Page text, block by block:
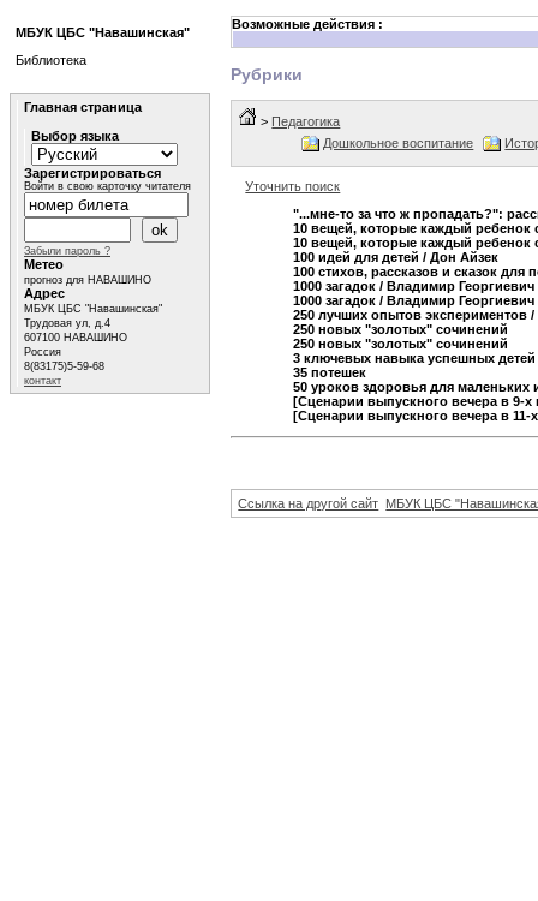
Возможные действия :
Рубрики
> Педагогика
Дошкольное воспитание
Уточнить поиск
"...мне-то за что ж пропадать?":
10 вещей, которые каждый ребенок
10 вещей, которые каждый ребенок
100 идей для детей / Дон Айзек
100 стихов, рассказов и сказок для
1000 загадок / Владимир
1000 загадок / Владимир
250 лучших опытов экспериментов /
250 новых "золотых" сочинений
250 новых "золотых" сочинений
3 ключевых навыка успешных детей
35 потешек
50 уроков здоровья для маленьких
[Cценарии выпускного вечера в 9-х
[Сценарии выпускного вечера в 11-
Ссылка на другой сайт МБУК ЦБС
МБУК ЦБС "Навашинская"
Библиотека
Главная страница
Выбор языка
Зарегистрироваться
Войти в свою карточку читателя
Забыли пароль ?
Метео
прогноз для НАВАШИНО
Адрес
МБУК ЦБС "Навашинская"
Трудовая ул, д.4
607100 НАВАШИНО
Россия
8(83175)5-59-68
контакт